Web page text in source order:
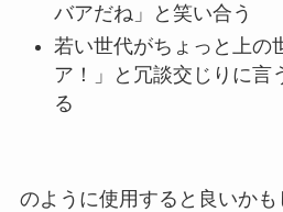
バアだね」と笑い合う
若い世代がちょっと上の
ア！」と冗談交じりに言
る
のように使用すると良いかも